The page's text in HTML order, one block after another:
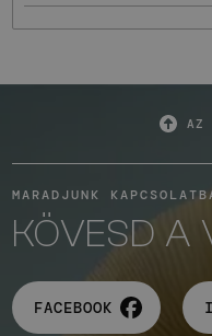
AZ
MARADJUNK
KÖVESD A
FACEBOOK